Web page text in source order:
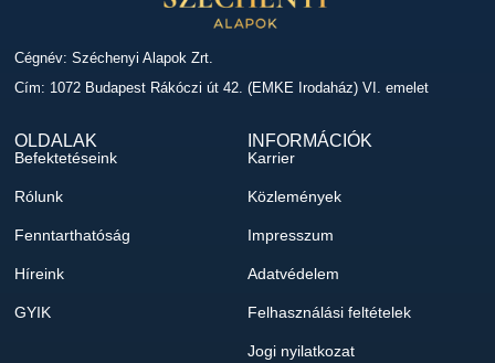
Cégnév: Széchenyi Alapok Zrt.
Cím: 1072 Budapest Rákóczi út 42. (EMKE Irodaház) VI. emelet
OLDALAK
Befektetéseink
Rólunk
Fenntarthatóság
Híreink
GYIK
INFORMÁCIÓK
Karrier
Közlemények
Impresszum
Adatvédelem
Felhasználási feltételek
Jogi nyilatkozat